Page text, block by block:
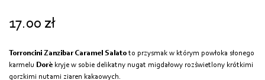
17.00 zł
Torroncini Zanzibar Caramel Salatoto przysmak w którym powłoka słonego
karmelu Dorè kryje w sobie delikatny nugat migdałowy rozświetlony krótkimi
gorzkimi nutami ziaren kakaowych.